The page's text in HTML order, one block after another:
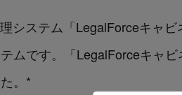
システム「LegalForceキャ
ムです。「LegalForceキャ
。*